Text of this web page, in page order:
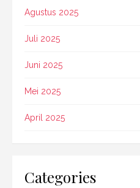
Agustus 2025
Juli 2025
Juni 2025
Mei 2025
April 2025
Categories